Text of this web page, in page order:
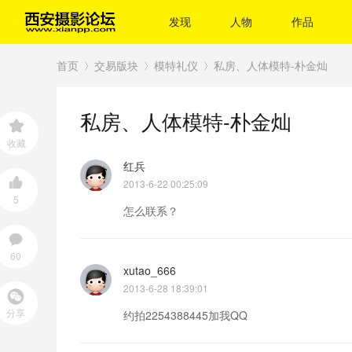
发现 人物 作品
首页
›
交易版块
›
模特礼仪
›
私房、人体模特-朴金灿
收藏
5
60
分享
私房、人体模特-朴金灿
红兵
2013-6-22 00:25:09
怎么联系？
xutao_666
2013-6-28 18:39:01
约拍2254388445加我QQ